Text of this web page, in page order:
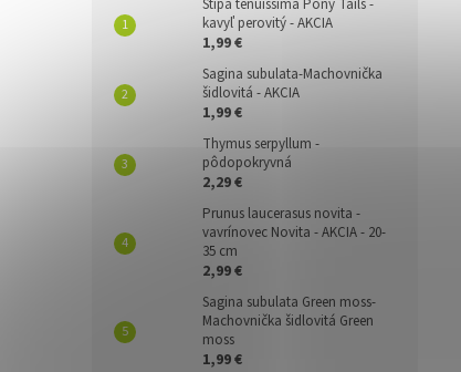
Stipa tenuissima Pony Tails -
kavyľ perovitý - AKCIA
1,99 €
Sagina subulata-Machovnička
šidlovitá - AKCIA
1,99 €
Thymus serpyllum -
pôdopokryvná
2,29 €
Prunus laucerasus novita -
vavrínovec Novita - AKCIA - 20-
35 cm
2,99 €
Sagina subulata Green moss-
Machovnička šidlovitá Green
moss
1,99 €